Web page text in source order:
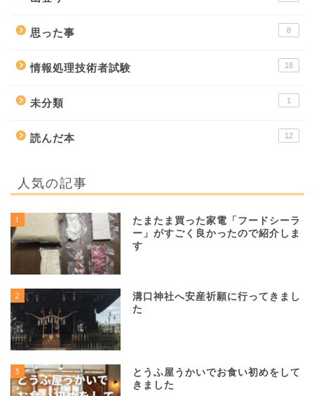
思った事 8
情報処理技術者試験 18
未分類 1
読んだ本 12
人気の記事
1
たまたま買った家電「フードシーラ
ー」がすごく良かったので紹介しま
す
2
溝口神社へ安産祈願に行ってきまし
た
3
とうふ屋うかいでお食い初めをして
きました